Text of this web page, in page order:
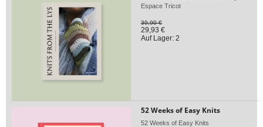
Espace Tricot
39,90 €
29,93 €
Auf Lager: 2
52 Weeks of Easy Knits
52 Weeks of Easy Knits